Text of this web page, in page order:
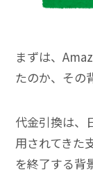
まずは、
たのか、その
代金引換は、
用されてきた
を終了する背